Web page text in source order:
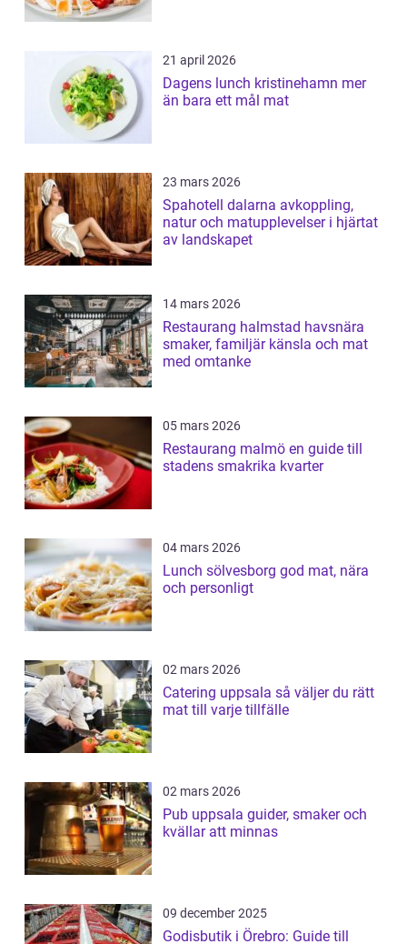
21 april 2026
Dagens lunch kristinehamn mer
än bara ett mål mat
23 mars 2026
Spahotell dalarna avkoppling,
natur och matupplevelser i hjärtat
av landskapet
14 mars 2026
Restaurang halmstad havsnära
smaker, familjär känsla och mat
med omtanke
05 mars 2026
Restaurang malmö en guide till
stadens smakrika kvarter
04 mars 2026
Lunch sölvesborg god mat, nära
och personligt
02 mars 2026
Catering uppsala så väljer du rätt
mat till varje tillfälle
02 mars 2026
Pub uppsala guider, smaker och
kvällar att minnas
09 december 2025
Godisbutik i Örebro: Guide till